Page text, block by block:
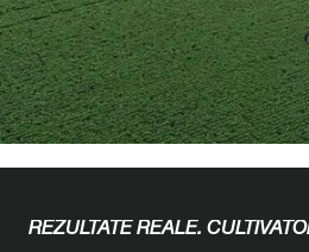
REZULTATE REALE.